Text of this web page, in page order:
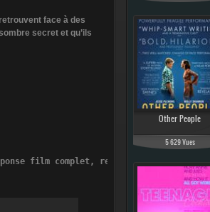
face à des
secret et qu’ils
film complet, regarder Armed Response
Other People
5 629 Vues